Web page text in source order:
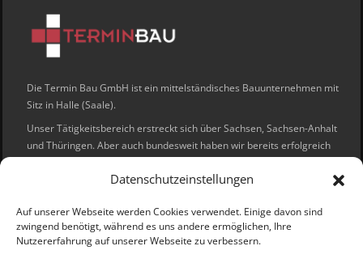
Datenschutzeinstellungen
Auf unserer Webseite werden Cookies verwendet. Einige davon sind
zwingend benötigt, während es uns andere ermöglichen, Ihre
Nutzererfahrung auf unserer Webseite zu verbessern.
Die Termin Bau GmbH ist ein mittelständisches Bauunternehmen mit
Sitz in Halle (Saale).
Unser Tätigkeitsbereich erstreckt sich über Sachsen, Sachsen-Anhalt
und Thüringen. Aber auch bundesweit haben wir bereits erfolgreich
Unsere Handwerker sind schnell und effizient und sorgen für einen
Wir freuen uns auch Sie als Kunden begrüßen zu dürfen.
uns auf: